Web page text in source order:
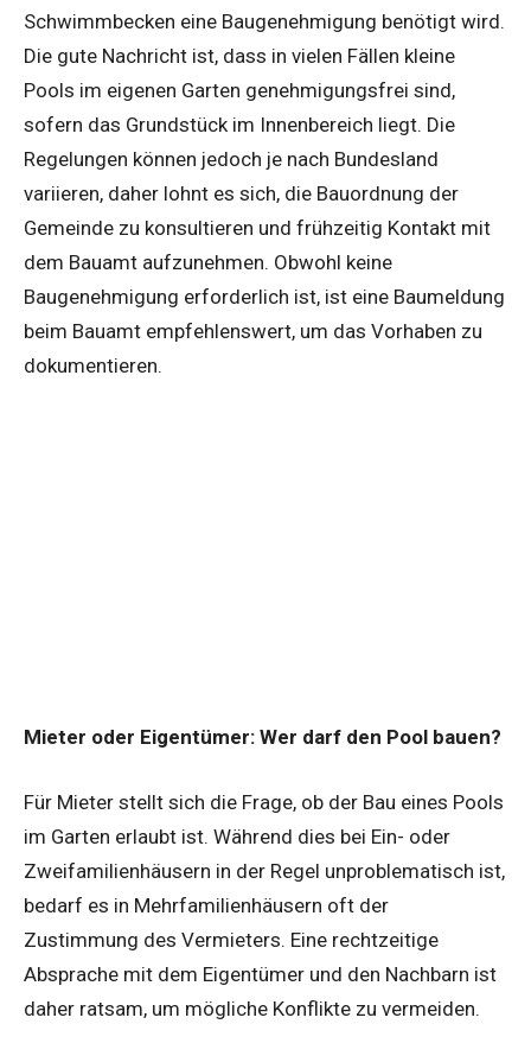
Schwimmbecken eine Baugenehmigung benötigt wird.
Die gute Nachricht ist, dass in vielen Fällen kleine
Pools im eigenen Garten genehmigungsfrei sind,
sofern das Grundstück im Innenbereich liegt. Die
Regelungen können jedoch je nach Bundesland
variieren, daher lohnt es sich, die Bauordnung der
Gemeinde zu konsultieren und frühzeitig Kontakt mit
dem Bauamt aufzunehmen. Obwohl keine
Baugenehmigung erforderlich ist, ist eine Baumeldung
beim Bauamt empfehlenswert, um das Vorhaben zu
dokumentieren.
Mieter oder Eigentümer: Wer darf den Pool bauen?
Für Mieter stellt sich die Frage, ob der Bau eines Pools
im Garten erlaubt ist. Während dies bei Ein- oder
Zweifamilienhäusern in der Regel unproblematisch ist,
bedarf es in Mehrfamilienhäusern oft der
Zustimmung des Vermieters. Eine rechtzeitige
Absprache mit dem Eigentümer und den Nachbarn ist
daher ratsam, um mögliche Konflikte zu vermeiden.